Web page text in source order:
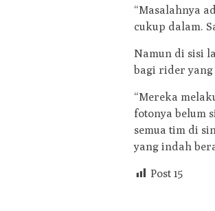
“Masalahnya
cukup dalam.
Namun di sisi
bagi rider yang
“Mereka
fotonya belum
semua tim di
yang indah
Post 15